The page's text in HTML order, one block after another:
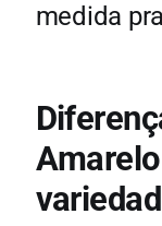
medida